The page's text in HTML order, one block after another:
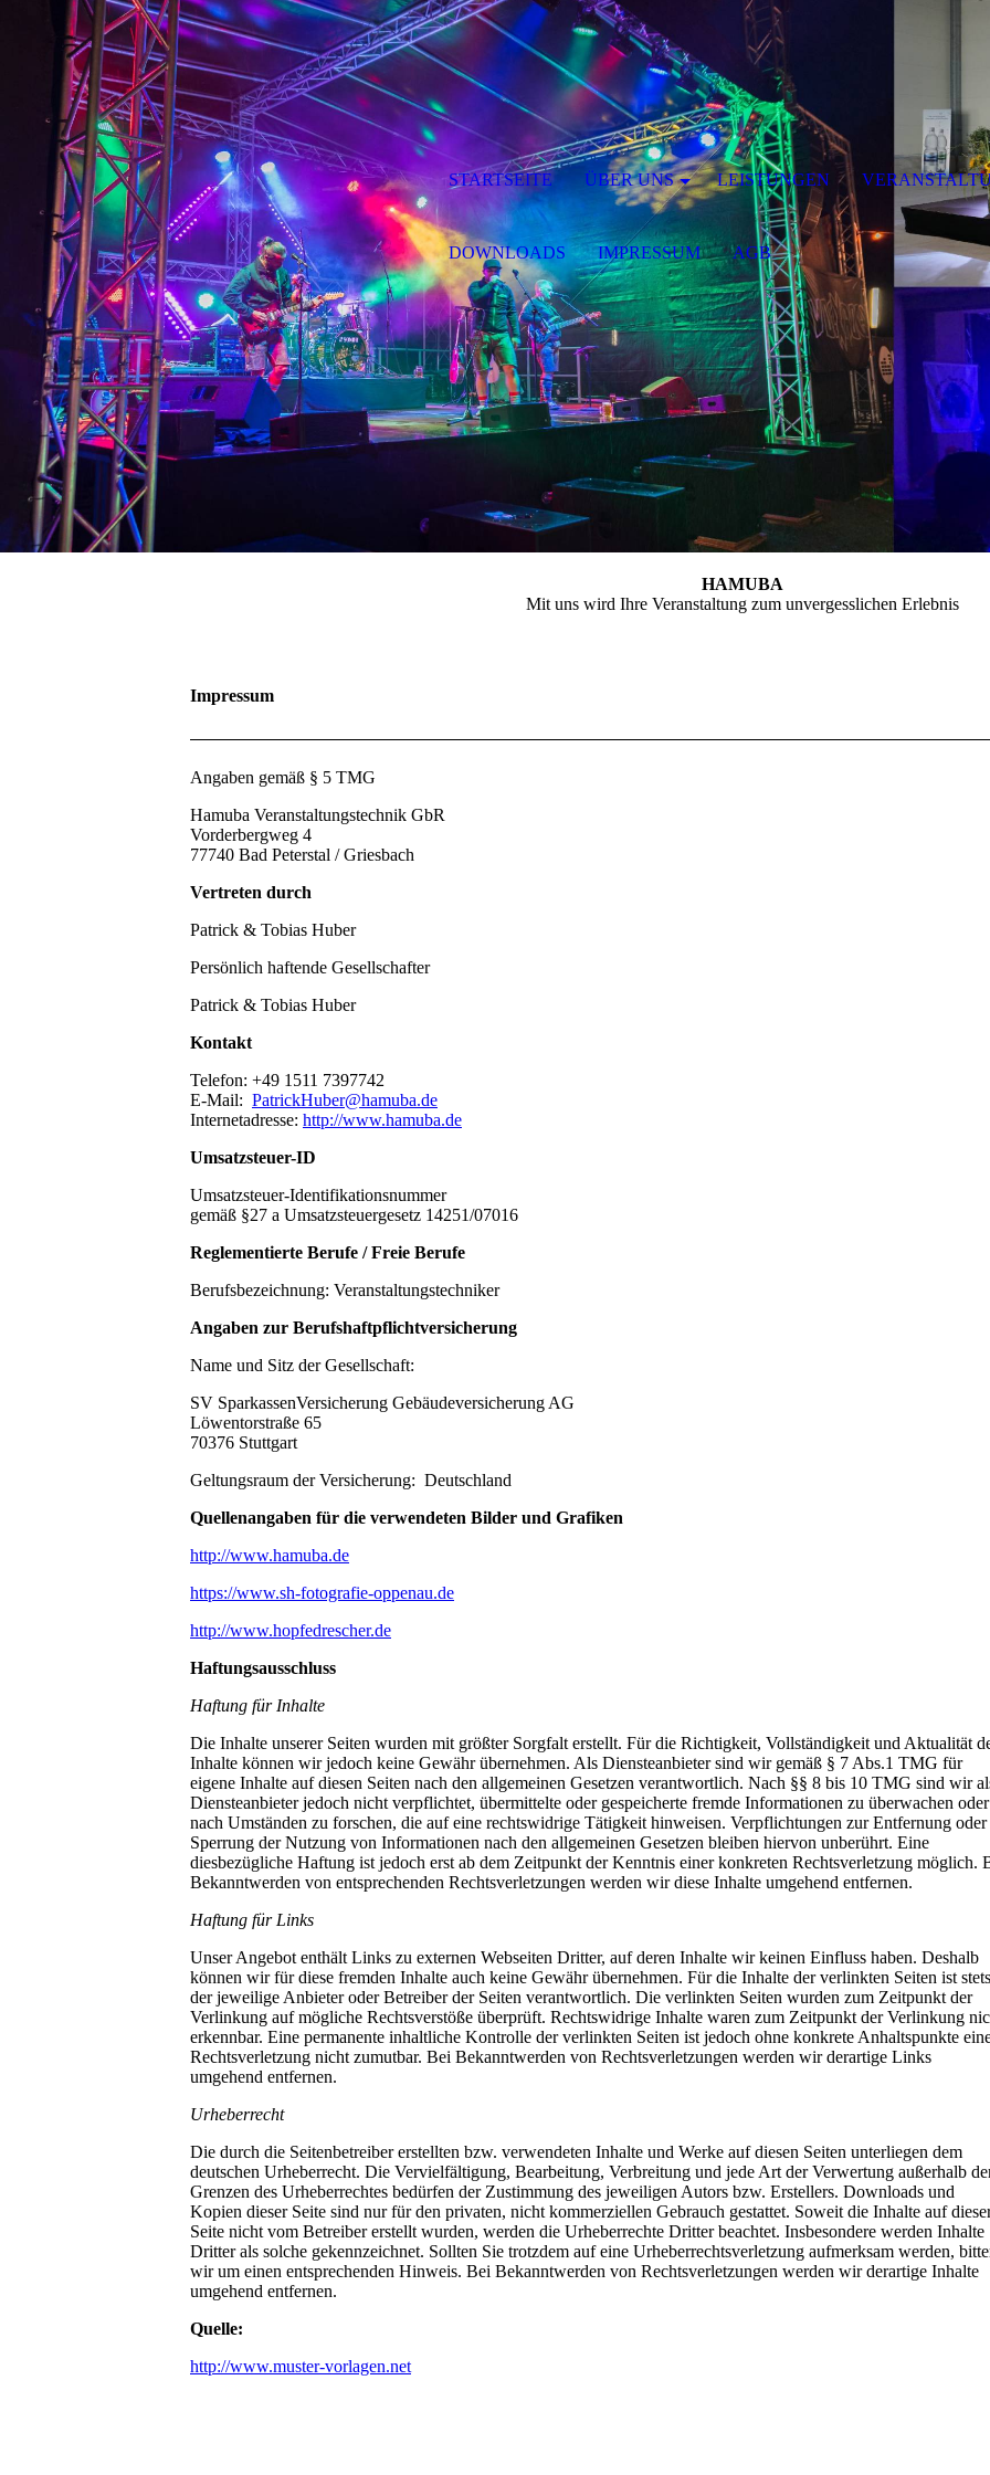
HAMUBA
Mit uns wird Ihre Veranstaltung zum unvergesslichen Erlebnis
Impressum
Angaben gemäß § 5 TMG
Hamuba Veranstaltungstechnik GbR
Vorderbergweg 4
77740 Bad Peterstal / Griesbach
Vertreten durch
Patrick & Tobias Huber
Persönlich haftende Gesellschafter
Patrick & Tobias Huber
Kontakt
Telefon: +49 1511 7397742
E-Mail: PatrickHuber@hamuba.de
Internetadresse: http://www.hamuba.de
Umsatzsteuer-ID
Umsatzsteuer-Identifikationsnummer
gemäß §27 a Umsatzsteuergesetz 14251/07016
Reglementierte Berufe / Freie Berufe
Berufsbezeichnung: Veranstaltungstechniker
Angaben zur Berufshaftpflichtversicherung
Name und Sitz der Gesellschaft:
SV SparkassenVersicherung Gebäudeversicherung AG
Löwentorstraße 65
70376 Stuttgart
Geltungsraum der Versicherung: Deutschland
Quellenangaben für die verwendeten Bilder und Grafiken
http://www.hamuba.de
https://www.sh-fotografie-oppenau.de
http://www.hopfedrescher.de
Haftungsausschluss
Haftung für Inhalte
Die Inhalte unserer Seiten wurden mit größter Sorgfalt erstellt. Für die Richtigkeit, Vollständigkeit und Aktualität
Inhalte können wir jedoch keine Gewähr übernehmen. Als Diensteanbieter sind wir gemäß § 7 Abs.1 TMG für
eigene Inhalte auf diesen Seiten nach den allgemeinen Gesetzen verantwortlich. Nach §§ 8 bis 10 TMG sind wir
Diensteanbieter jedoch nicht verpflichtet, übermittelte oder gespeicherte fremde Informationen zu überwachen oder
nach Umständen zu forschen, die auf eine rechtswidrige Tätigkeit hinweisen. Verpflichtungen zur Entfernung oder
Sperrung der Nutzung von Informationen nach den allgemeinen Gesetzen bleiben hiervon unberührt. Eine
diesbezügliche Haftung ist jedoch erst ab dem Zeitpunkt der Kenntnis einer konkreten Rechtsverletzung möglich.
Bekanntwerden von entsprechenden Rechtsverletzungen werden wir diese Inhalte umgehend entfernen.
Haftung für Links
Unser Angebot enthält Links zu externen Webseiten Dritter, auf deren Inhalte wir keinen Einfluss haben. Deshalb
können wir für diese fremden Inhalte auch keine Gewähr übernehmen. Für die Inhalte der verlinkten Seiten ist stets
der jeweilige Anbieter oder Betreiber der Seiten verantwortlich. Die verlinkten Seiten wurden zum Zeitpunkt der
Verlinkung auf mögliche Rechtsverstöße überprüft. Rechtswidrige Inhalte waren zum Zeitpunkt der Verlinkung
erkennbar. Eine permanente inhaltliche Kontrolle der verlinkten Seiten ist jedoch ohne konkrete Anhaltspunkte
Rechtsverletzung nicht zumutbar. Bei Bekanntwerden von Rechtsverletzungen werden wir derartige Links
umgehend entfernen.
Urheberrecht
Die durch die Seitenbetreiber erstellten bzw. verwendeten Inhalte und Werke auf diesen Seiten unterliegen dem
deutschen Urheberrecht. Die Vervielfältigung, Bearbeitung, Verbreitung und jede Art der Verwertung außerhalb
Grenzen des Urheberrechtes bedürfen der Zustimmung des jeweiligen Autors bzw. Erstellers. Downloads und
Kopien dieser Seite sind nur für den privaten, nicht kommerziellen Gebrauch gestattet. Soweit die Inhalte auf
Seite nicht vom Betreiber erstellt wurden, werden die Urheberrechte Dritter beachtet. Insbesondere werden Inhalte
Dritter als solche gekennzeichnet. Sollten Sie trotzdem auf eine Urheberrechtsverletzung aufmerksam werden,
wir um einen entsprechenden Hinweis. Bei Bekanntwerden von Rechtsverletzungen werden wir derartige Inhalte
umgehend entfernen.
Quelle:
http://www.muster-vorlagen.net
STARTSEITE ÜBER UNS LEISTUNGEN
DOWNLOADS IMPRESSUM AGB